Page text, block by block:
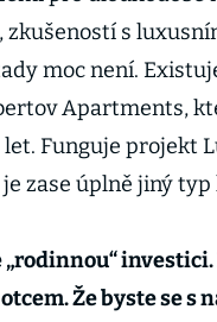
zkušeností s
moc není.
Apartments,
Funguje projekt
je zase úplně jiný
investici.
Že byste se s